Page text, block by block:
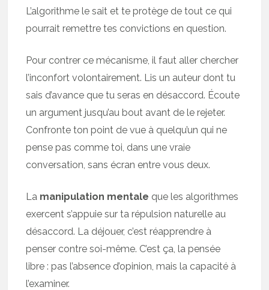
L’algorithme le sait et te protège de tout ce qui
pourrait remettre tes convictions en question.
Pour contrer ce mécanisme, il faut aller chercher
l’inconfort volontairement. Lis un auteur dont tu
sais d’avance que tu seras en désaccord. Écoute
un argument jusqu’au bout avant de le rejeter.
Confronte ton point de vue à quelqu’un qui ne
pense pas comme toi, dans une vraie
conversation, sans écran entre vous deux.
La manipulation mentale que les algorithmes
exercent s’appuie sur ta répulsion naturelle au
désaccord. La déjouer, c’est réapprendre à
penser contre soi-même. C’est ça, la pensée
libre : pas l’absence d’opinion, mais la capacité à
l’examiner.